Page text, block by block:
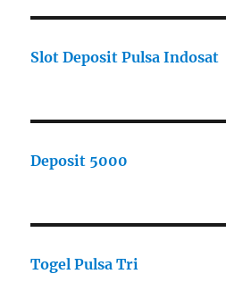
Slot Deposit Pulsa Indosat
Deposit 5000
Togel Pulsa Tri